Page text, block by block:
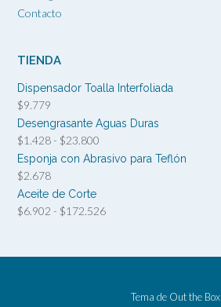
Contacto
TIENDA
Dispensador Toalla Interfoliada
$9.779
Desengrasante Aguas Duras
$1.428- $23.800
de
$1.428
Esponja con Abrasivo para Teflón
$2.678
Aceite de Corte
$6.902 - $172.526Rango
desde
hastaTema de Out the Box